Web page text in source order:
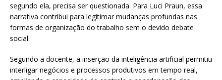
segundo ela, precisa ser questionada. Para Luci Praun, essa
narrativa contribui para legitimar mudanças profundas nas
formas de organização do trabalho sem o devido debate
social.
Segundo a docente, a inserção da inteligência artificial permitiu
interligar negócios e processos produtivos em tempo real,